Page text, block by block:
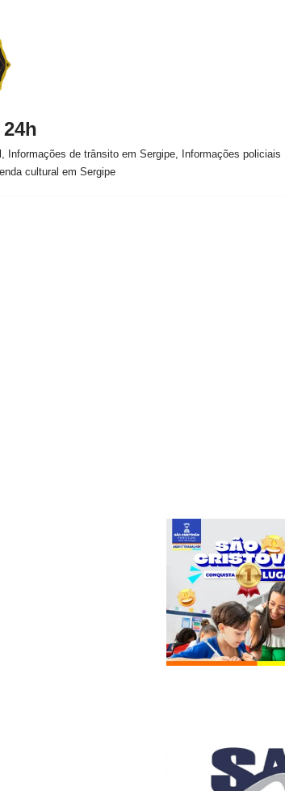
Informações de trânsito em Sergipe, Informações policiais
cultural em Sergipe